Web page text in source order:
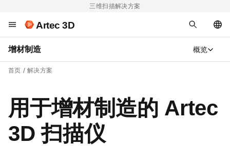
三维扫描解决方案
Artec 3D
增材制造 概览
首页 解决方案
用于增材制造的 Artec
3D 扫描仪